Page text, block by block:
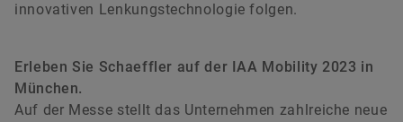
innovativen Lenkungstechnologie folgen.
Erleben Sie Schaeffler auf der IAA Mobility 2023 in
München.
Auf der Messe stellt das Unternehmen zahlreiche neue